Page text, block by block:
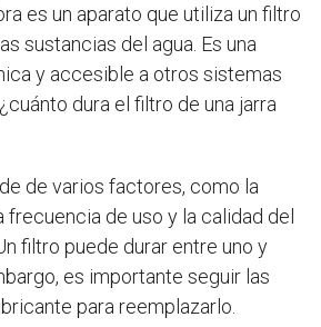
es un aparato que utiliza un filtro
sustancias del agua. Es una
y accesible a otros sistemas
dura el filtro de una jarra
de varios factores, como la
frecuencia de uso y la calidad del
filtro puede durar entre uno y
es importante seguir las
para reemplazarlo.